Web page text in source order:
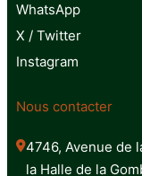
WhatsApp
X / Twitter
Instagram
Nous contacter
4746, Avenue de
la Halle de la